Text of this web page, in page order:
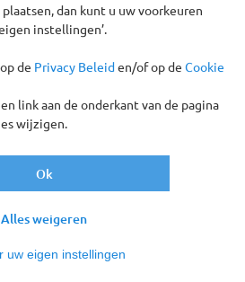
prachtige vakantieregio’s:
ons hotel, waar u geniet van All-
haar schilderachtige
met haar indrukwekkende
dan kunt u uw voorkeuren
instellingen’.
de Privacy Beleiden/of op de Cookie
link aan de onderkant van de pagina
wijzigen.
uw eigen instellingen
Alles weigeren
Ok